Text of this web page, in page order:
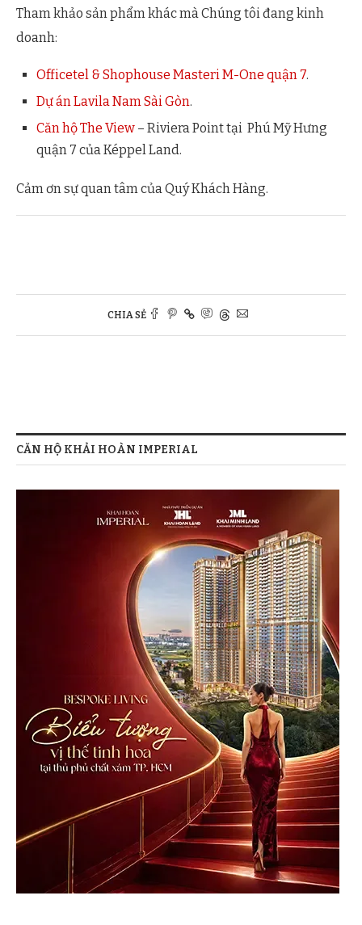
Tham khảo sản phẩm khác mà Chúng tôi đang kinh
doanh:
Officetel & Shophouse Masteri M-One quận 7.
Dự án Lavila Nam Sài Gòn.
Căn hộ The View – Riviera Point tại Phú Mỹ Hưng
quận 7 của Képpel Land.
Cảm ơn sự quan tâm của Quý Khách Hàng.
CHIA SẺ
CĂN HỘ KHẢI HOÀN IMPERIAL